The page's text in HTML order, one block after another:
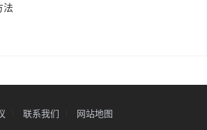
法
联系我们 网站地图